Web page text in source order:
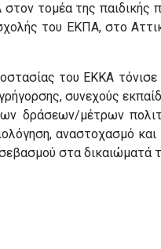
τομέα της παιδικής
του ΕΚΠΑ, στο
του ΕΚΚΑ
συνεχούς
δράσεων/μέτρων
αναστοχασμό
στα δικαιώματά